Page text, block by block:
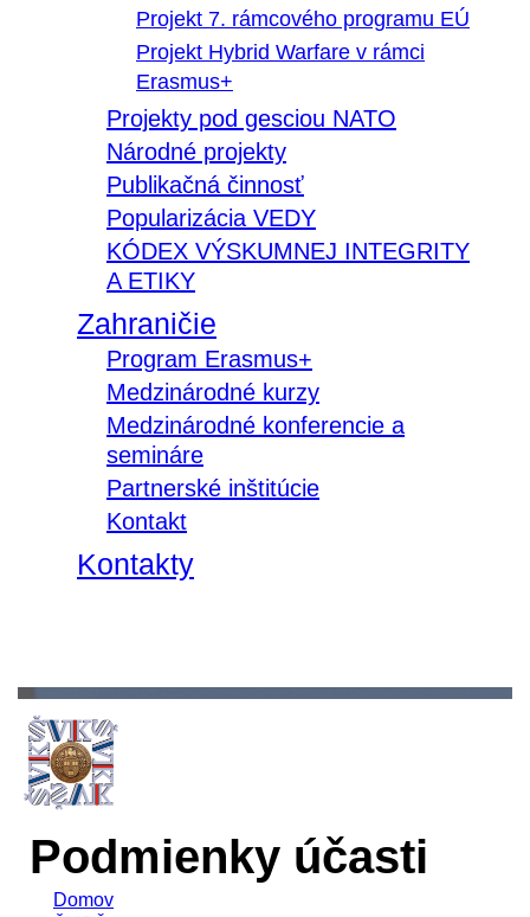
Projekt 7. rámcového programu EÚ
Projekt Hybrid Warfare v rámci
Erasmus+
Projekty pod gesciou NATO
Národné projekty
Publikačná činnosť
Popularizácia VEDY
KÓDEX VÝSKUMNEJ INTEGRITY
A ETIKY
Zahraničie
Program Erasmus+
Medzinárodné kurzy
Medzinárodné konferencie a
semináre
Partnerské inštitúcie
Kontakt
Kontakty
Podmienky účasti
Domov